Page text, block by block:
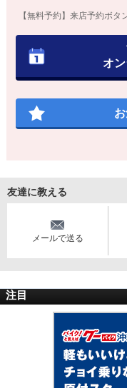
【無料予約】来店予約ボ
オ
友達に教える
メールで送る
注目